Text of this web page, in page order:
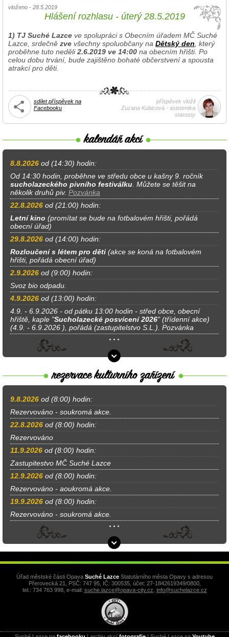
vloženo - 28.5.2019
Hlášení rozhlasu - úterý 28.5.2019
1) TJ Suché Lazce ve spolupráci s Obecním úřadem MČ Suché
Lazce, srdečně zve všechny spoluobčany na Dětský den , který
proběhne tuto neděli2.6.2019 ve 14:00 na obecním hřišti. Po
celou dobu trvání, bude zajištěno bohaté občerstvení a spousta
atrakcí pro děti.
sdílet příspěvek na
Facebooku
příspěvek vložil
Zuzana Kubicová - asistentka
starosty
8.8.2026 od (14:30) hodin:
Od 14:30 hodin, proběhne ve středu obce u kašny 9. ročník
sucholazeckého pivního festiválku . Můžete se těšit na
několik druhů piv. Pozvánka
22.8.2026 od (21:00) hodin:
Letní kino (promítat se bude na fotbalovém hřišti, pořádá
obecní úřad)
29.8.2026 od (14:00) hodin:
Rozloučení s létem pro děti (akce se koná na fotbalovém
hřišti, pořádá obecní úřad)
2.9.2026 od (9:00) hodin:
Svoz bio odpadu.
4.9.2026 od (13:00) hodin:
4.9. - 6.9.2026 - od pátku 13:00 hodin - střed obce, obecní
hřiště, kaple "Sucholazecké posvícení 2026" (třídenní akce)
(4.9. - 6.9.2026 ), pořádá (zastupitelstvo S.L.). Pozvánka
9.8.2026 od (8:00) hodin:
Rezervováno - soukromá akce.
22.8.2026 od (8:00) hodin:
Rezervováno
11.9.2026 od (8:00) hodin:
Zastupitestvo MČ Suché Lazce
12.9.2026 od (8:00) hodin:
Rezervováno - aoukromá akce.
19.9.2026 od (8:00) hodin:
Rezervováno - soukromá akce.
Úřad městské části Opava Suché Lazce Statutárního města Opavy s adresou
Přerovecká 21, PSČ: 747 95, IČ: 300535, účet: 27-1842619349/0800,
tel.: 734 763 998, e-mail: suche.lazce@opava-city.cz info@suchelazce.cz